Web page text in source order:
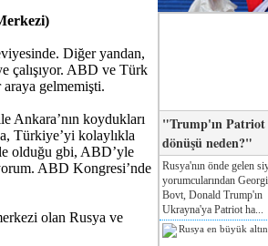
Diğer yandan,
çalışıyor. ABD ve Türk
araya gelmemişti.
Ankara’nın koydukları
Türkiye’yi kolaylıkla
ile olduğu gbi, ABD’yle
ABD Kongresi’nde
olan Rusya ve
"Trump'ın Patriot
dönüşü neden?"
Rusya'nın önde gelen
yorumcularından
Bovt, Donald Trump'ın
Ukrayna'ya Patriot ha...